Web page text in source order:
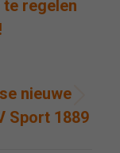
regelen
nieuwe
Sport 1889